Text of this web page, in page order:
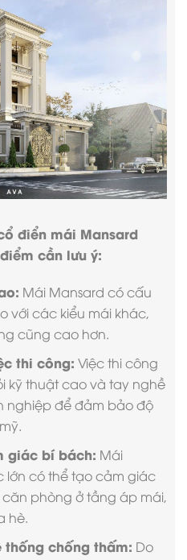
điển mái Mansard
cần lưu ý:
Mái Mansard có cấu
với các kiểu mái khác,
cũng cao hơn.
thi công: Việc thi công
kỹ thuật cao và tay nghề
nghiệp để đảm bảo độ
giác bí bách: Mái
lớn có thể tạo cảm giác
phòng ở tầng áp mái,
hè.
thống chống thấm: Do